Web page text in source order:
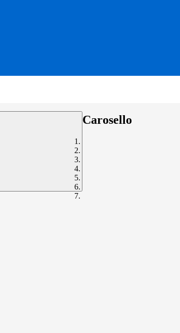
Carosello